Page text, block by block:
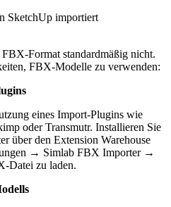
SketchUp importiert
Format standardmäßig nicht.
FBX-Modelle zu verwenden:
eines Import-Plugins wie
oder Transmutr. Installieren Sie
über den Extension Warehouse
→ Simlab FBX Importer →
Datei zu laden.